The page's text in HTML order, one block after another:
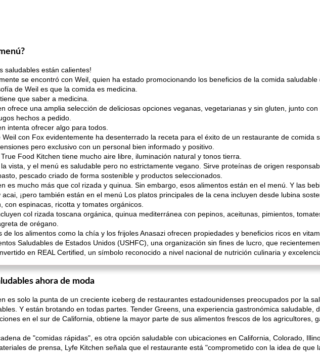
saludables están calientes!
se encontró con Weil, quien ha estado promocionando los beneficios de la comida
de Weil es que la comida es medicina.
que saber a medicina.
ofrece una amplia selección de deliciosas opciones veganas, vegetarianas y sin gluten, junto con
hechos a pedido.
intenta ofrecer algo para todos.
Weil con Fox evidentemente ha desenterrado la receta para el éxito de un restaurante de comida
pero exclusivo con un personal bien informado y positivo.
Food Kitchen tiene mucho aire libre, iluminación natural y tonos tierra.
vista, y el menú es saludable pero no estrictamente vegano. Sirve proteínas de origen
pescado criado de forma sostenible y productos seleccionados.
es mucho más que col rizada y quinua. Sin embargo, esos alimentos están en el menú. Y las
¡pero también están en el menú Los platos principales de la cena incluyen desde lubina
con espinacas, ricotta y tomates orgánicos.
col rizada toscana orgánica, quinua mediterránea con pepinos, aceitunas, pimientos,
de orégano.
de los alimentos como la chía y los frijoles Anasazi ofrecen propiedades y beneficios ricos en
Saludables de Estados Unidos (USHFC), una organización sin fines de lucro, que
en REAL Certified, un símbolo reconocido a nivel nacional de nutrición culinaria y
ahora de moda
es solo la punta de un creciente iceberg de restaurantes estadounidenses preocupados por la
Y están brotando en todas partes. Tender Greens, una experiencia gastronómica saludable,
en el sur de California, obtiene la mayor parte de sus alimentos frescos de los agricultores,
de "comidas rápidas", es otra opción saludable con ubicaciones en California, Colorado,
de prensa, Lyfe Kitchen señala que el restaurante está "comprometido con la idea de que